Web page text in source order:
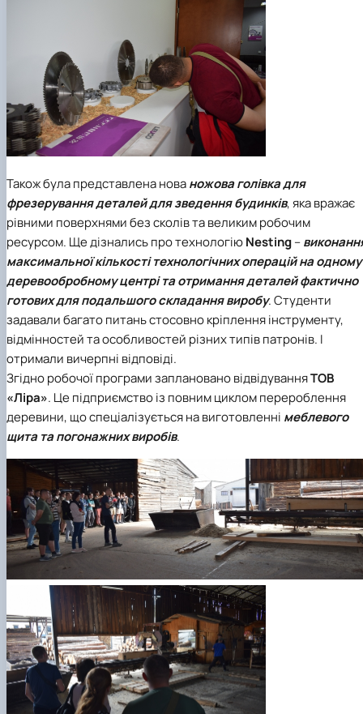
Також була представлена нованожова голівка для
фрезерування деталей для зведення будинків, яка вражає
рівними поверхнями без сколів та великим робочим
ресурсом. Ще дізнались про технологіюNesting–
максимальної кількості технологічних операцій на одному
деревообробному центрі та отримання деталей фактично
готових для подальшого складання виробу. Студенти
задавали багато питань стосовно кріплення інструменту,
відмінностей та особливостей різних типів патронів. І
отримали вичерпні відповіді.
Згідно робочої програми заплановано відвідуванняТОВ
«Ліра». Це підприємство із повним циклом перероблення
деревини, що спеціалізується на виготовленні меблевого
щита та погонажних виробів.